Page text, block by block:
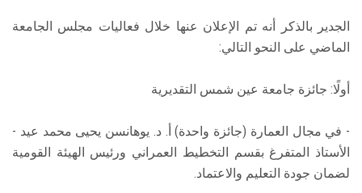
الجدير بالذكر أنه تم الإعلان عنها خلال فعاليات مجلس الجامعة
الماضي على النحو التالي:
أولًا: جائزة جامعة عين شمس التقديرية
- في مجال العمارة (جائزة واحدة) أ. د. يوهانسن يحيى محمد عيد -
الأستاذ المتفرغ بقسم التخطيط العمراني ورئيس الهيئة القومية
لضمان جودة التعليم والاعتماد.